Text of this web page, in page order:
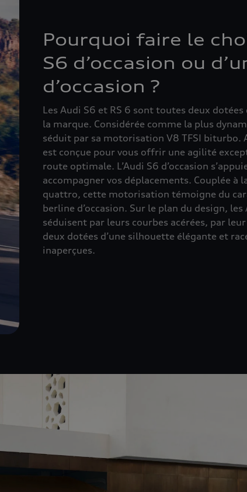
Pourquoi faire le
S6 d’occasion ou
d’occasion ?
Les Audi S6 et RS 6 sont toutes deux
la marque. Considérée comme la plus
séduit par sa motorisation V8 TFSI biturbo.
est conçue pour vous offrir une agilité
route optimale. L’Audi S6 d’occasion
accompagner vos déplacements. Couplée à
quattro, cette motorisation témoigne du
berline d’occasion. Sur le plan du design, les
séduisent par leurs courbes acérées, par
deux dotées d’une silhouette élégante et
inaperçues.